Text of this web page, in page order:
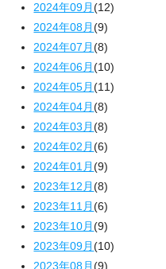
2024年09月(12)
2024年08月(9)
2024年07月(8)
2024年06月(10)
2024年05月(11)
2024年04月(8)
2024年03月(8)
2024年02月(6)
2024年01月(9)
2023年12月(8)
2023年11月(6)
2023年10月(9)
2023年09月(10)
2023年08月(9)